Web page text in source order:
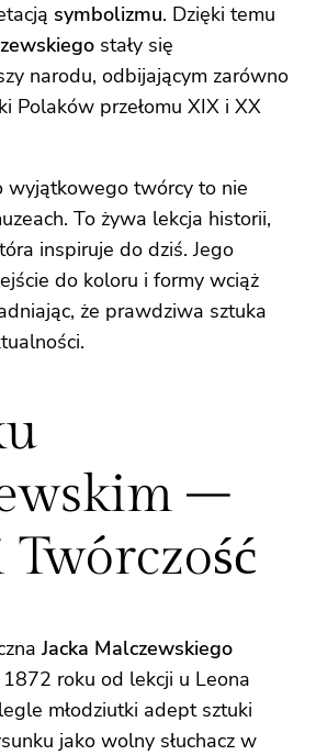
symbolizmu. Dzięki temu
stały się
narodu, odbijającym zarówno
Polaków przełomu XIX i XX
wyjątkowego twórcy to nie
To żywa lekcja historii,
inspiruje do dziś. Jego
do koloru i formy wciąż
że prawdziwa sztuka
–
Jacka Malczewskiego
1872 roku od lekcji u Leona
młodziutki adept sztuki
jako wolny słuchacz w